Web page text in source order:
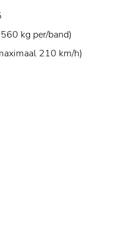
kg per/band)
210 km/h)